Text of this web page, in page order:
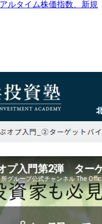
ルタイム株価指数、新規